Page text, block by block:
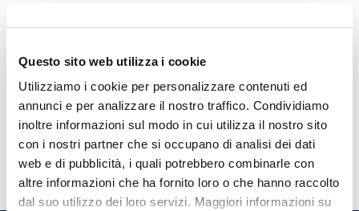
Questo sito web utilizza i cookie
Utilizziamo i cookie per personalizzare contenuti ed
annunci e per analizzare il nostro traffico. Condividiamo
inoltre informazioni sul modo in cui utilizza il nostro sito
con i nostri partner che si occupano di analisi dei dati
web e di pubblicità, i quali potrebbero combinarle con
altre informazioni che ha fornito loro o che hanno raccolto
dal suo utilizzo dei loro servizi. Maggiori informazioni su
Hai bisogno di
informazioni?
Trova l'Agenzia più vicina a te e parla con